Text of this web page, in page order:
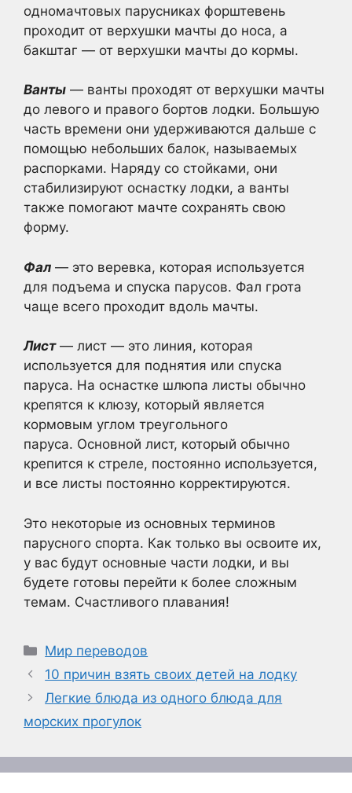
одномачтовых парусниках форштевень
проходит от верхушки мачты до носа, а
бакштаг — от верхушки мачты до кормы.
Ванты — ванты проходят от верхушки мачты
до левого и правого бортов лодки. Большую
часть времени они удерживаются дальше с
помощью небольших балок, называемых
распорками. Наряду со стойками, они
стабилизируют оснастку лодки, а ванты
также помогают мачте сохранять свою
форму.
Фал — это веревка, которая используется
для подъема и спуска парусов. Фал грота
чаще всего проходит вдоль мачты.
Лист— лист — это линия, которая
используется для поднятия или спуска
паруса. На оснастке шлюпа листы обычно
крепятся к клюзу, который является
кормовым углом треугольного
паруса. Основной лист, который обычно
крепится к стреле, постоянно используется,
и все листы постоянно корректируются.
Это некоторые из основных терминов
парусного спорта. Как только вы освоите их,
у вас будут основные части лодки, и вы
будете готовы перейти к более сложным
темам. Счастливого плавания!
Рубрики
Мир переводов
10 причин взять своих детей на лодку
Легкие блюда из одного блюда для
морских прогулок